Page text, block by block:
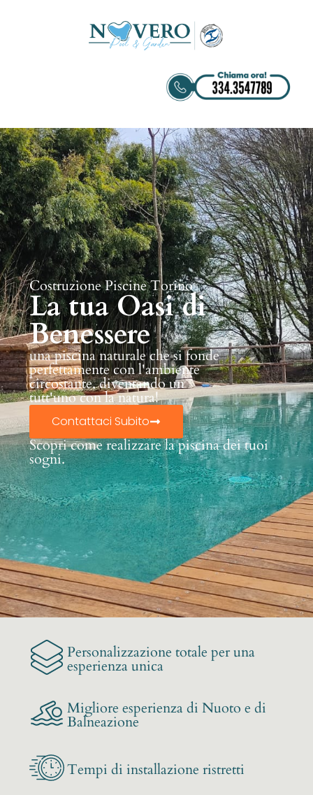
Costruzione Piscine Torino
La tua Oasi di
Benessere
una piscina naturale che si fonde
perfettamente con l'ambiente
circostante, diventando un
tutt'uno con la natura!
Contattaci Subito
Scopri come realizzare la piscina dei tuoi
sogni.
Personalizzazione totale per una
esperienza unica
Migliore esperienza di Nuoto e di
Balneazione
Tempi di installazione ristretti